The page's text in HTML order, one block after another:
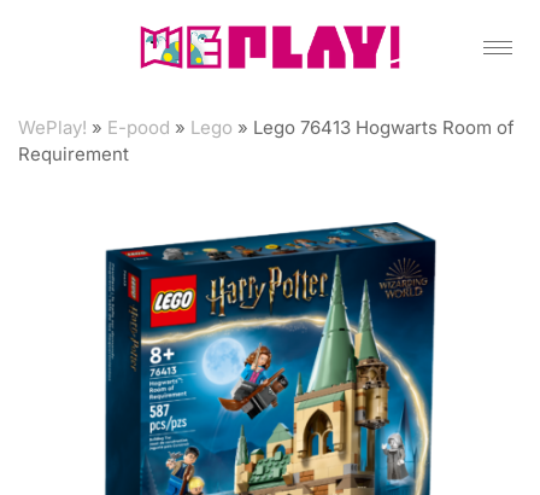
WePlay! » E-pood » Lego » Lego 76413 Hogwarts Room of
Requirement